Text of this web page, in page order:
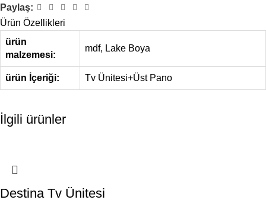
Paylaş:
Ürün Özellikleri
ürün
malzemesi:
mdf, Lake Boya
ürün İçeriği: Tv Ünitesi+Üst Pano
İlgili ürünler
Destina Tv Ünitesi